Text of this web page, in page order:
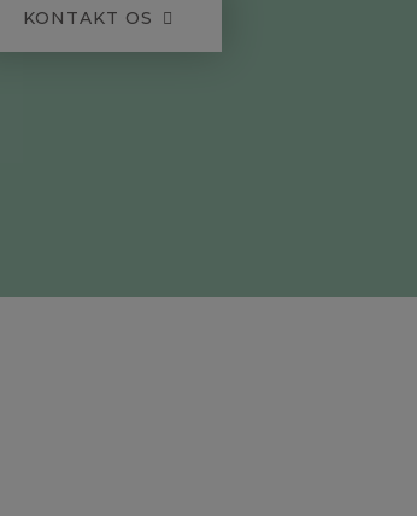
KONTAKT OS